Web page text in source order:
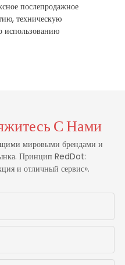
послепродажное
техническую
использованию
С Нами
мировыми брендами и
Принцип RedDot:
и отличный сервис».